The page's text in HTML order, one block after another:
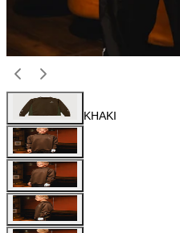
KHAKI